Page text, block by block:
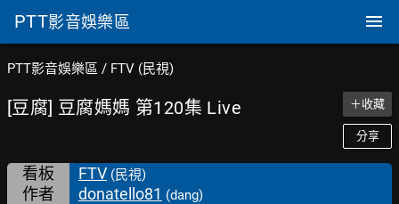
PTT影音娛樂區
PTT影音娛樂區 / FTV (民視)
[豆腐] 豆腐媽媽 第120集 Live ＋收藏
分享
看板 FTV (民視)
作者 donatello81 (dang)